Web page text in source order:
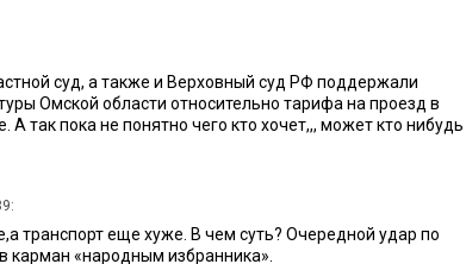
суд, а также и Верховный суд РФ поддержали
Омской области относительно тарифа на проезд в
А так пока не понятно чего кто хочет,,, может кто нибудь
транспорт еще хуже. В чем суть? Очередной удар по
карман «народным избранника».